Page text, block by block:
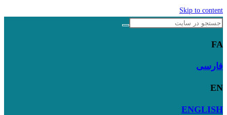
Skip to content
FA
فارسی
EN
ENGLISH